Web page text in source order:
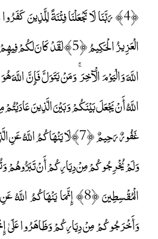
﴿4﴾ رَبَّنَا لَا تَجْعَلْنَا فِتْنَةً لِلَّذِينَ
الْعَزِيزُ الْحَكِيمُ ﴿5﴾ لَقَدْ
اللَّهُ أَنْ يَجْعَلَ بَيْنَكُمْ وَبَيْنَ الَّذِينَ عَادَيْتُمْ
غَفُورٌ رَحِيمٌ ﴿7﴾ لَا يَنْهَاكُمُ
وَلَمْ يُخْرِجُوكُمْ مِنْ دِيَارِكُمْ أَنْ تَبَرُّوهُمْ
الْمُقْسِطِينَ ﴿8﴾ إِنَّمَا
وَأَخْرَجُوكُمْ مِنْ دِيَارِكُمْ وَظَاهَرُوا